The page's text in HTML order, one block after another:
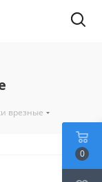
врезные
0